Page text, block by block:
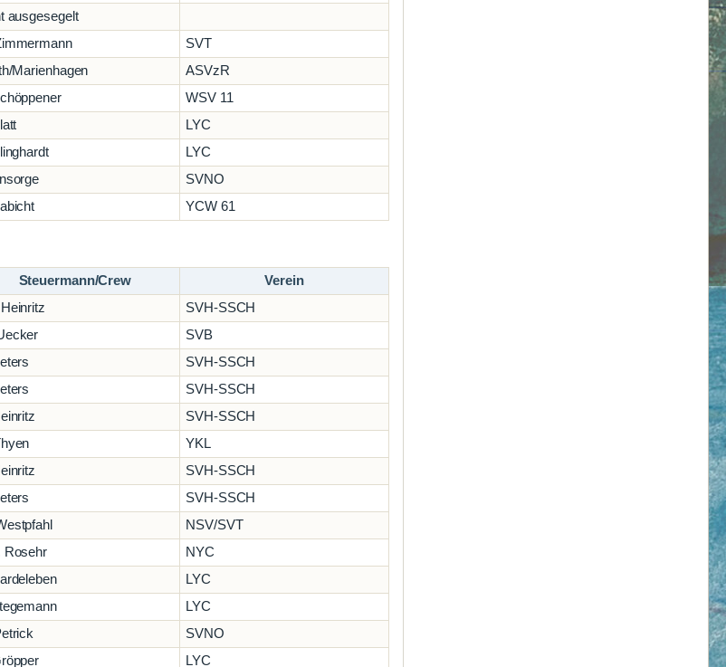
ausgesegelt
SVT
Marienhagen
ASVzR
WSV 11
LYC
LYC
SVNO
YCW 61
Steuermann/Crew
Verein
SVH-SSCH
SVB
SVH-SSCH
SVH-SSCH
SVH-SSCH
YKL
SVH-SSCH
SVH-SSCH
NSV/SVT
Rosehr
NYC
LYC
LYC
SVNO
LYC